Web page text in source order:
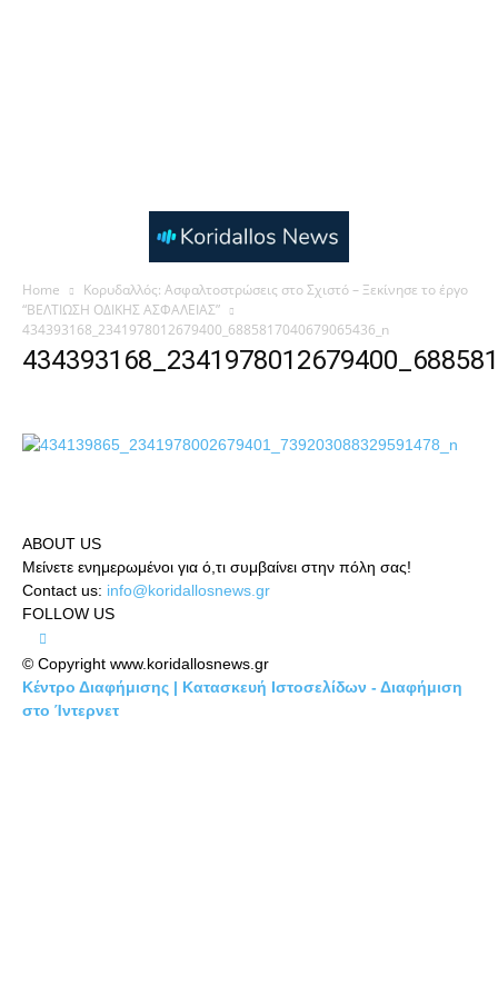
Home
Κορυδαλλός: Ασφαλτοστρώσεις στο Σχιστό – Ξεκίνησε το έργο
“ΒΕΛΤΙΩΣΗ ΟΔΙΚΗΣ ΑΣΦΑΛΕΙΑΣ”
434393168_2341978012679400_6885817040679065436_n
ABOUT US
Μείνετε ενημερωμένοι για ό,τι συμβαίνει στην πόλη σας!
Contact us: info@koridallosnews.gr
FOLLOW US
© Copyright www.koridallosnews.gr
Κέντρο Διαφήμισης | Κατασκευή Ιστοσελίδων - Διαφήμιση
στο Ίντερνετ